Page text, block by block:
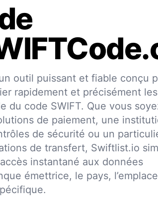
outil puissant et fiable conçu
rapidement et précisément les
du code SWIFT. Que vous
de paiement, une
de sécurité ou un
de transfert, Swiftlist.io
instantané aux données
émettrice, le pays,